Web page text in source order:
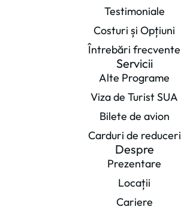
Testimoniale
Costuri și Opțiuni
Întrebări frecvente
Servicii
Alte Programe
Viza de Turist SUA
Bilete de avion
Carduri de reduceri
Despre
Prezentare
Locații
Cariere